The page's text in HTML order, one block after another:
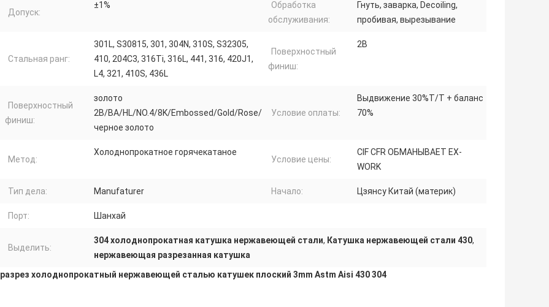
Допуск:
±1%
Обработка
обслуживания:
Гнуть, заварка, Decoiling,
пробивая, вырезывание
Стальная ранг:
301L, S30815, 301, 304N, 310S, S32305,
410, 204C3, 316Ti, 316L, 441, 316, 420J1,
L4, 321, 410S, 436L
Поверхностный
финиш:
2B
Поверхностный
финиш:
золото
2B/BA/HL/NO.4/8K/Embossed/Gold/Rose/
черное золото
Условие оплаты:
Выдвижение 30%T/T + баланс
70%
Метод:
Холоднопрокатное горячекатаное
Условие цены:
CIF CFR ОБМАНЫВАЕТ EX-
WORK
Тип дела: Manufaturer Начало: Цзянсу Китай (материк)
Порт: Шанхай
Выделить:
304 холоднопрокатная катушка нержавеющей стали, Катушка нержавеющей стали 430,
нержавеющая разрезанная катушка
разрез холоднопрокатный нержавеющей сталью катушек плоский 3mm Astm Aisi 430 304